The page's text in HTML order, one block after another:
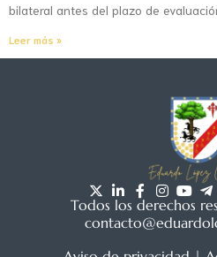
bilateral antes del plazo de
Leer más »
Todos los derechos